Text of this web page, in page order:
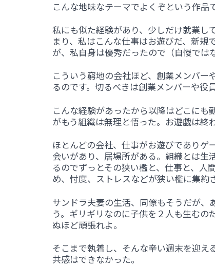
こんな地味なテーマでよくぞという作品で
私にも似た経験があり、少しだけ就業し
まり、私はこんな仕事はお遊びだ、新規
が、私自身は優秀だったので（自慢では
こういう窮地の会社ほど、創業メンバ
るのです。切るべきは創業メンバーや役
こんな経験があったから以降はどこに
がもう組織は無理と悟った。お遊戯は終
ほとんどの会社、仕事がお遊びでありゲ
会いがあり、居場所がある。組織とは
るのでずっとその狭い檻と、仕事と、人
め、忖度、ストレスなどが狭い檻に集約
サンドラ夫妻の生活、同僚もそうだが、
う。ギリギリなのに子供を２人も生む
ぬほど頑張れよ。
そこまで執着し、そんな辛い週末を迎え
共感はできなかった。